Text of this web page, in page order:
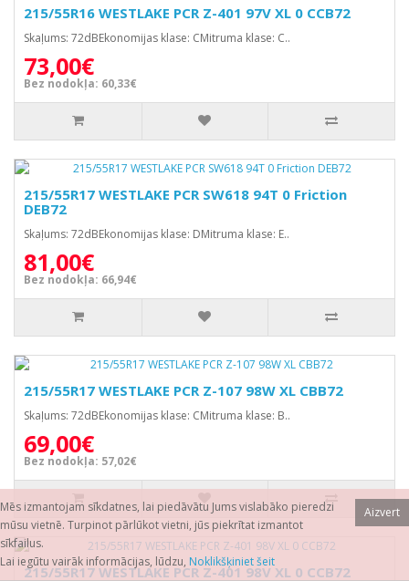
215/55R16 WESTLAKE PCR Z-401 97V XL 0 CCB72
Skaļums: 72dBEkonomijas klase: CMitruma klase: C..
73,00€
Bez nodokļa: 60,33€
215/55R17 WESTLAKE PCR SW618 94T 0 Friction
DEB72
Skaļums: 72dBEkonomijas klase: DMitruma klase: E..
81,00€
Bez nodokļa: 66,94€
215/55R17 WESTLAKE PCR Z-107 98W XL CBB72
Skaļums: 72dBEkonomijas klase: CMitruma klase: B..
69,00€
Bez nodokļa: 57,02€
215/55R17 WESTLAKE PCR Z-401 98V XL 0 CCB72
Aizvert
Mēs izmantojam sīkdatnes, lai piedāvātu Jums vislabāko pieredzi
mūsu vietnē. Turpinot pārlūkot vietni, jūs piekrītat izmantot
sīkfailus.
Lai iegūtu vairāk informācijas, lūdzu, Noklikšķiniet šeit